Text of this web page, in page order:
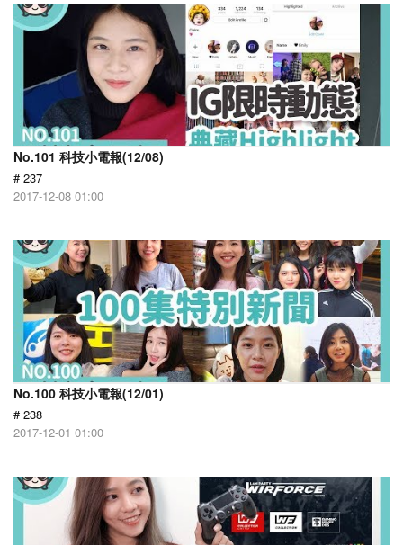
No.101 科技小電報(12/08)
# 237
2017-12-08 01:00
No.100 科技小電報(12/01)
# 238
2017-12-01 01:00